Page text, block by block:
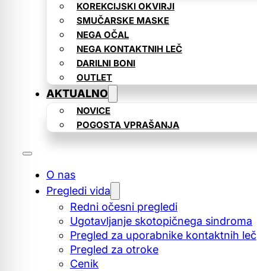
KOREKCIJSKI OKVIRJI
SMUČARSKE MASKE
NEGA OČAL
NEGA KONTAKTNIH LEČ
DARILNI BONI
OUTLET
AKTUALNO
NOVICE
POGOSTA VPRAŠANJA
O nas
Pregledi vida
Redni očesni pregledi
Ugotavljanje skotopičnega sindroma
Pregled za uporabnike kontaktnih leč
Pregled za otroke
Cenik